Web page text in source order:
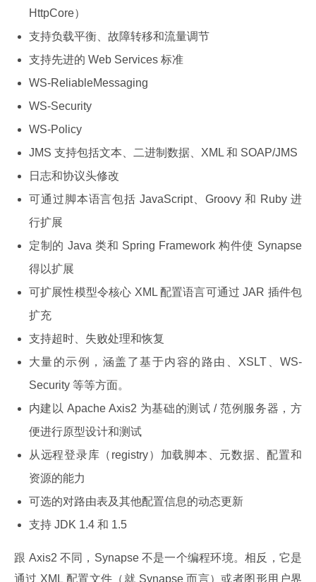
HttpCore）
支持负载平衡、故障转移和流量调节
支持先进的 Web Services 标准
WS-ReliableMessaging
WS-Security
WS-Policy
JMS 支持包括文本、二进制数据、XML 和 SOAP/JMS
日志和协议头修改
可通过脚本语言包括 JavaScript、Groovy 和 Ruby 进
行扩展
定制的 Java 类和 Spring Framework 构件使 Synapse
得以扩展
可扩展性模型令核心 XML 配置语言可通过 JAR 插件包
扩充
支持超时、失败处理和恢复
大量的示例，涵盖了基于内容的路由、XSLT、WS-
Security 等等方面。
内建以 Apache Axis2 为基础的测试 / 范例服务器，方
便进行原型设计和测试
从远程登录库（registry）加载脚本、元数据、配置和
资源的能力
可选的对路由表及其他配置信息的动态更新
支持 JDK 1.4 和 1.5
跟 Axis2 不同，Synapse 不是一个编程环境。相反，它是
通过 XML 配置文件（就 Synapse 而言）或者图形用户界